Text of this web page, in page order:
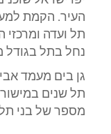
העיר. הקמת
תל ועדה
נחל בתל בגודל
גן בים מעמד
תל שנים
מספר של בני